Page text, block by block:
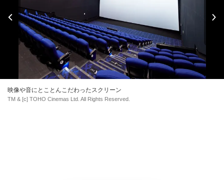
映像や音にとことんこだわったスクリーン
TM & [c] TOHO Cinemas Ltd. All Rights Reserved.